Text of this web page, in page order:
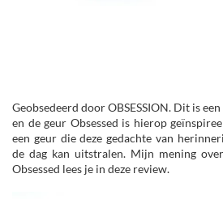
Geobsedeerd door OBSESSION. Dit is
en de geur Obsessed is hierop
een geur die deze gedachte van
de dag kan uitstralen. Mijn mening
Obsessed lees je in deze review.